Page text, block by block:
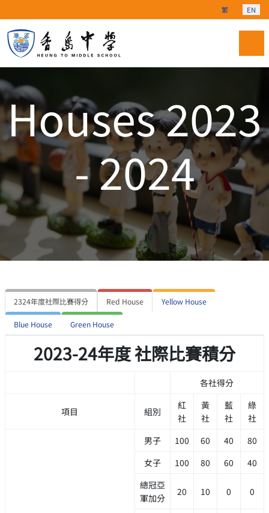
Select your
繁 EN
Houses 2023
- 2024
2324年度社際比賽得分 Red House Yellow House
Blue House Green House
2023-24年度 社際比賽積分
各社得分
項目 組別
紅
社
黃
社
藍
社
綠
社
男子 100 60 40
80
女子
100 80 60
40
總冠亞
軍加分
20 10 0 0